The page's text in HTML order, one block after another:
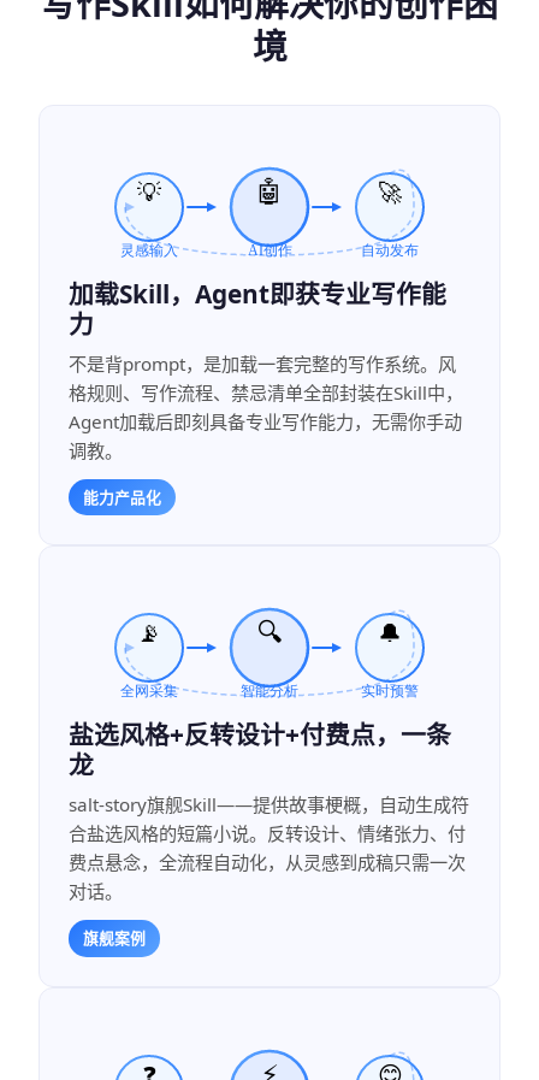
境
加载Skill，Agent即获专业写作能
力
不是背prompt，是加载一套完整的写作系统。风
格规则、写作流程、禁忌清单全部封装在Skill中，
Agent加载后即刻具备专业写作能力，无需你手动
调教。
能力产品化
盐选风格+反转设计+付费点，一条
龙
salt-story旗舰Skill——提供故事梗概，自动生成符
合盐选风格的短篇小说。反转设计、情绪张力、付
费点悬念，全流程自动化，从灵感到成稿只需一次
对话。
旗舰案例